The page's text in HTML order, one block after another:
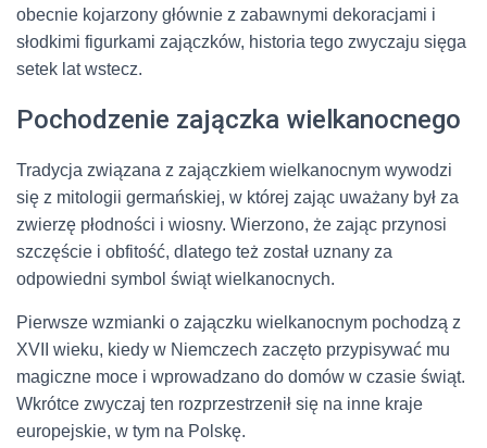
obecnie kojarzony głównie z zabawnymi dekoracjami i
słodkimi figurkami zajączków, historia tego zwyczaju sięga
setek lat wstecz.
Pochodzenie zajączka wielkanocnego
Tradycja związana z zajączkiem wielkanocnym wywodzi
się z mitologii germańskiej, w której zając uważany był za
zwierzę płodności i wiosny. Wierzono, że zając przynosi
szczęście i obfitość, dlatego też został uznany za
odpowiedni symbol świąt wielkanocnych.
Pierwsze wzmianki o zajączku wielkanocnym pochodzą z
XVII wieku, kiedy w Niemczech zaczęto przypisywać mu
magiczne moce i wprowadzano do domów w czasie świąt.
Wkrótce zwyczaj ten rozprzestrzenił się na inne kraje
europejskie, w tym na Polskę.